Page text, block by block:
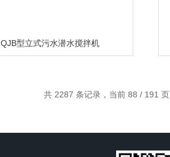
QJB型立式污水潜水搅拌机
共 2287 条记录，当前 88 / 191 页